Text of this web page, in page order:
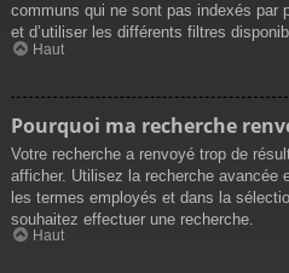
communs qui ne sont pas indexés par
et d’utiliser les différents filtres
Haut
Pourquoi ma recherche
Votre recherche a renvoyé trop de
afficher. Utilisez la recherche avancée
les termes employés et dans la
souhaitez effectuer une recherche.
Haut